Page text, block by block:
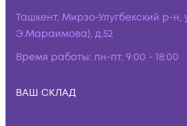
Ташкент, Мирзо-Улугбекский р-
Э.Мараимова), д.52
Время работы: пн-пт, 9:00 - 18:00
ВАШ СКЛАД